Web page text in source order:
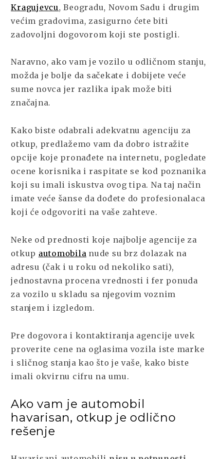
Kragujevcu , Beogradu, Novom Sadu i drugim
većim gradovima, zasigurno ćete biti
zadovoljni dogovorom koji ste postigli.
Naravno, ako vam je vozilo u odličnom stanju,
možda je bolje da sačekate i dobijete veće
sume novca jer razlika ipak može biti
značajna.
Kako biste odabrali adekvatnu agenciju za
otkup, predlažemo vam da dobro istražite
opcije koje pronađete na internetu, pogledate
ocene korisnika i raspitate se kod poznanika
koji su imali iskustva ovog tipa. Na taj način
imate veće šanse da dođete do profesionalaca
koji će odgovoriti na vaše zahteve.
Neke od prednosti koje najbolje agencije za
otkup automobila nude su brz dolazak na
adresu (čak i u roku od nekoliko sati),
jednostavna procena vrednosti i fer ponuda
za vozilo u skladu sa njegovim voznim
stanjem i izgledom.
Pre dogovora i kontaktiranja agencije uvek
proverite cene na oglasima vozila iste marke
i sličnog stanja kao što je vaše, kako biste
imali okvirnu cifru na umu.
Ako vam je automobil
havarisan, otkup je odlično
rešenje